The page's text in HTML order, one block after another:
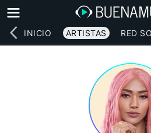
INICIO ARTISTAS RED